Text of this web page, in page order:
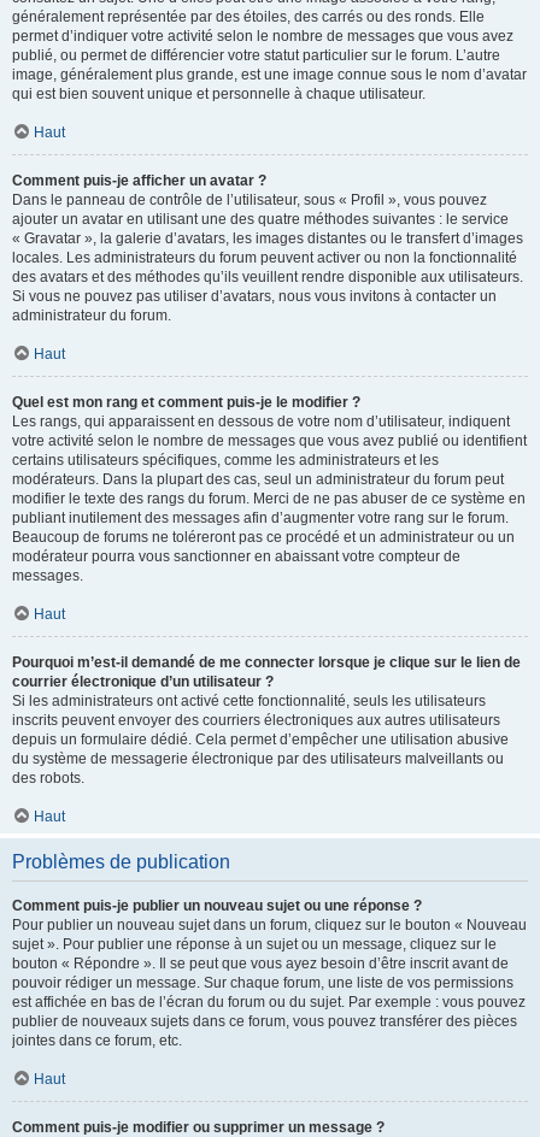
généralement représentée par des étoiles, des carrés ou des ronds. Elle
permet d’indiquer votre activité selon le nombre de messages que vous avez
publié, ou permet de différencier votre statut particulier sur le forum. L’autre
image, généralement plus grande, est une image connue sous le nom d’avatar
qui est bien souvent unique et personnelle à chaque utilisateur.
Haut
Comment puis-je afficher un avatar ?
Dans le panneau de contrôle de l’utilisateur, sous « Profil », vous pouvez
ajouter un avatar en utilisant une des quatre méthodes suivantes : le service
« Gravatar », la galerie d’avatars, les images distantes ou le transfert d’images
locales. Les administrateurs du forum peuvent activer ou non la fonctionnalité
des avatars et des méthodes qu’ils veuillent rendre disponible aux utilisateurs.
Si vous ne pouvez pas utiliser d’avatars, nous vous invitons à contacter un
administrateur du forum.
Haut
Quel est mon rang et comment puis-je le modifier ?
Les rangs, qui apparaissent en dessous de votre nom d’utilisateur, indiquent
votre activité selon le nombre de messages que vous avez publié ou identifient
certains utilisateurs spécifiques, comme les administrateurs et les
modérateurs. Dans la plupart des cas, seul un administrateur du forum peut
modifier le texte des rangs du forum. Merci de ne pas abuser de ce système en
publiant inutilement des messages afin d’augmenter votre rang sur le forum.
Beaucoup de forums ne toléreront pas ce procédé et un administrateur ou un
modérateur pourra vous sanctionner en abaissant votre compteur de
messages.
Haut
Pourquoi m’est-il demandé de me connecter lorsque je clique sur le lien de
courrier électronique d’un utilisateur ?
Si les administrateurs ont activé cette fonctionnalité, seuls les utilisateurs
inscrits peuvent envoyer des courriers électroniques aux autres utilisateurs
depuis un formulaire dédié. Cela permet d’empêcher une utilisation abusive
du système de messagerie électronique par des utilisateurs malveillants ou
des robots.
Haut
Problèmes de publication
Comment puis-je publier un nouveau sujet ou une réponse ?
Pour publier un nouveau sujet dans un forum, cliquez sur le bouton « Nouveau
sujet ». Pour publier une réponse à un sujet ou un message, cliquez sur le
bouton « Répondre ». Il se peut que vous ayez besoin d’être inscrit avant de
pouvoir rédiger un message. Sur chaque forum, une liste de vos permissions
est affichée en bas de l’écran du forum ou du sujet. Par exemple : vous pouvez
publier de nouveaux sujets dans ce forum, vous pouvez transférer des pièces
jointes dans ce forum, etc.
Haut
Comment puis-je modifier ou supprimer un message ?